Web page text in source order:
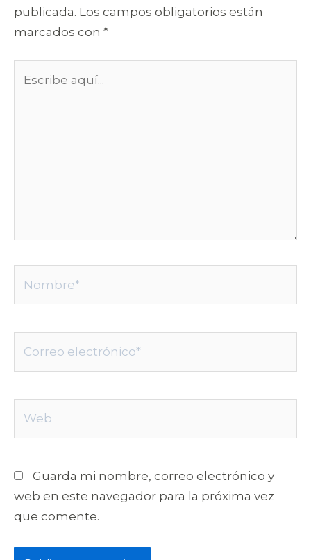
publicada. Los campos obligatorios están
marcados con *
Guarda mi nombre, correo electrónico y
web en este navegador para la próxima vez
que comente.